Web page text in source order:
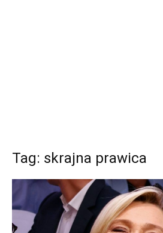
Tag: skrajna prawica